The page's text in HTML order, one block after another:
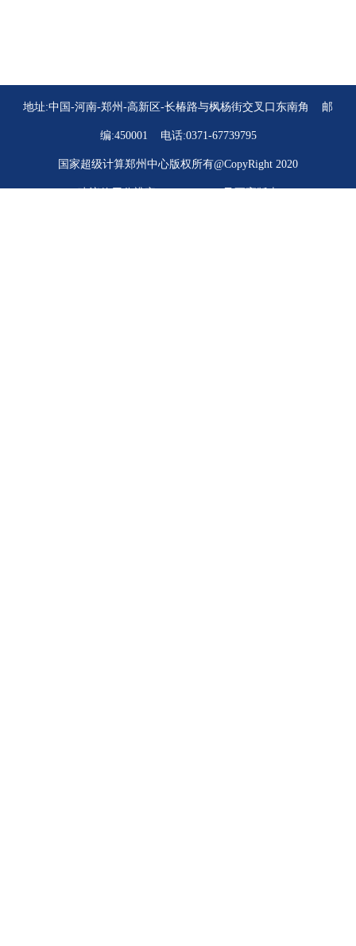
地址:中国-河南-郑州-高新区-长椿路与枫杨街交叉口东南角 邮
编:450001 电话:0371-67739795
国家超级计算郑州中心版权所有@CopyRight 2020